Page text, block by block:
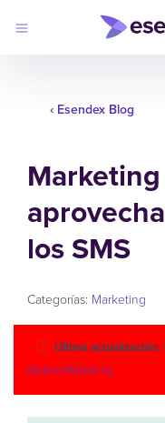
país
Productos
Soluciones
Precios
Por qué
elegirnos
Log
in
‹ Esendex Blog
los SMS
Categorías: Marketing
Última actualización:
Mobile Marketing